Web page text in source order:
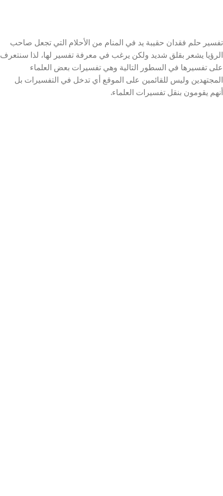
تفسير حلم فقدان حقيبة يد في المنام من الأحلام التي تجعل صاحب
الرؤيا يشعر بقلق شديد ولكن يرغب في معرفة تفسير لها، لذا سنتعرف
على تفسيرها في السطور التالية وهي تفسيرات بعض العلماء
المجتهدين وليس للقائمين على الموقع أي تدخل في التفسيرات بل
أنهم يقومون بنقل تفسيرات العلماء.